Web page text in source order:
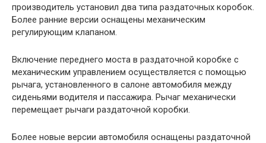
производитель установил два типа раздаточных коробок.
Более ранние версии оснащены механическим
регулирующим клапаном.
Включение переднего моста в раздаточной коробке с
механическим управлением осуществляется с помощью
рычага, установленного в салоне автомобиля между
сиденьями водителя и пассажира. Рычаг механически
перемещает рычаги раздаточной коробки.
Более новые версии автомобиля оснащены раздаточной